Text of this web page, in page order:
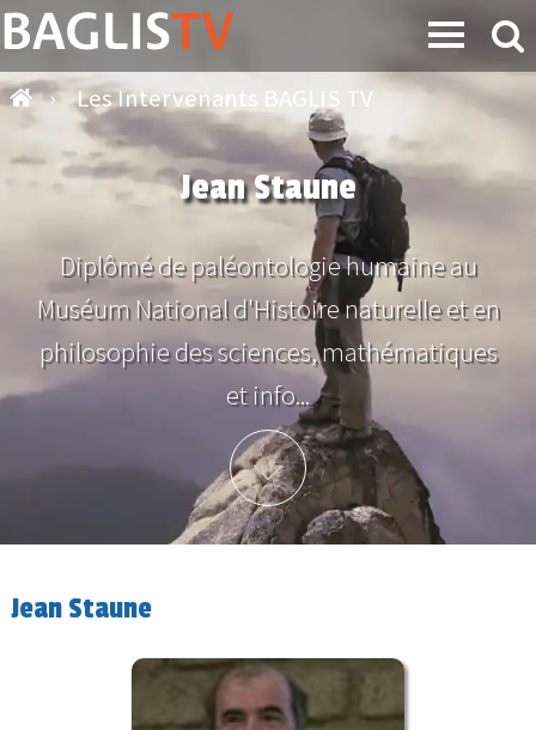
› Les Intervenants BAGLIS TV
Jean Staune
Diplômé de paléontologie humaine au
Muséum National d'Histoire naturelle et en
philosophie des sciences, mathématiques
et info...
Plus d'info
Jean Staune